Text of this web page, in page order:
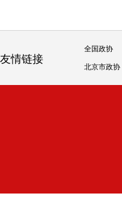
友情链接
全国政协
北京市政协